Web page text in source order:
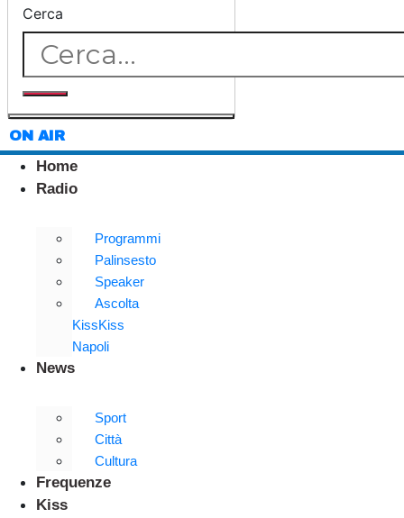
Cerca
ON AIR
Home
Radio
Programmi
Palinsesto
Speaker
Ascolta
KissKiss
Napoli
News
Sport
Città
Cultura
Frequenze
Kiss